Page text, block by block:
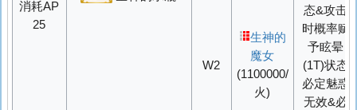
消耗AP
25
W2
生神的
魔女
(1100000/
火)
态&攻击
时概率赋
予眩晕
(1T)状态
必定魅惑
无效&必